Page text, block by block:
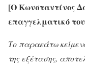
[Ο Κωνσταντίνος
επαγγελματικό
Το παρακάτω
της εξέτασης,